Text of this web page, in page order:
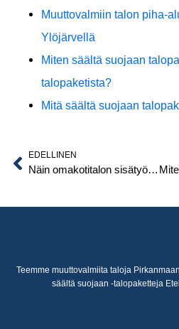
Muuttovalmiin talon piha-
Ylöjärvellä
Miten säältä suojaan
talopaketista?
Mitä säältä suojaan
Prev
EDELLINEN
Näin omakotitalon sisätyöt etenevät rungon pystytyksen jälkeen
Teemme muuttovalmiita taloja
säältä suojaan -talopaketteja